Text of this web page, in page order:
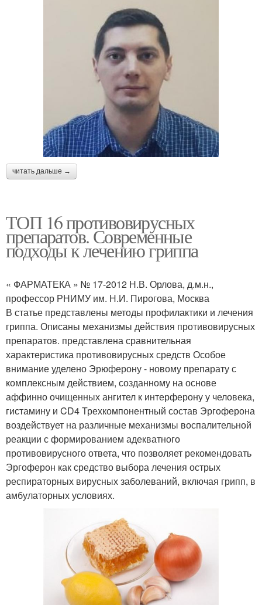
читать дальше →
ТОП 16 противовирусных
препаратов. Современные
подходы к лечению гриппа
« ФАРМАТЕКА » № 17-2012 Н.В. Орлова, д.м.н.,
профессор РНИМУ им. Н.И. Пирогова, Москва
В статье представлены методы профилактики и лечения
гриппа. Описаны механизмы действия противовирусных
препаратов. представлена сравнительная
характеристика противовирусных средств Особое
внимание уделено Эрюферону - новому препарату с
комплексным действием, созданному на основе
аффинно очищенных ангител к интерферону у человека,
гистамину и CD4 Трехкомпонентный состав Эргоферона
воздействует на различные механизмы воспалительной
реакции с формированием адекватного
противовирусного ответа, что позволяет рекомендовать
Эргоферон как средство выбора лечения острых
респираторных вирусных заболеваний, включая грипп, в
амбулаторных условиях.